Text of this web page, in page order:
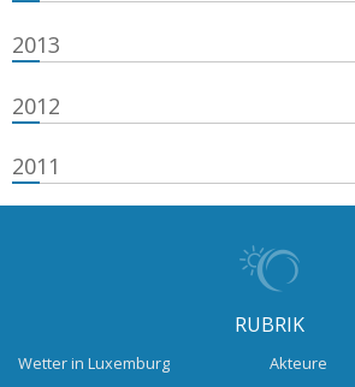
2013
2012
2011
RUBRIK
Wetter in Luxemburg
Akteure